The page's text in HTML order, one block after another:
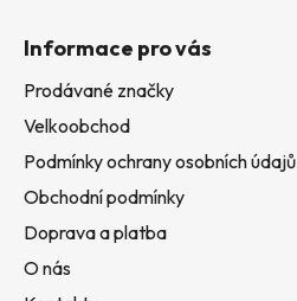
Informace pro vás
Prodávané značky
Velkoobchod
Podmínky ochrany osobních údajů
Obchodní podmínky
Doprava a platba
O nás